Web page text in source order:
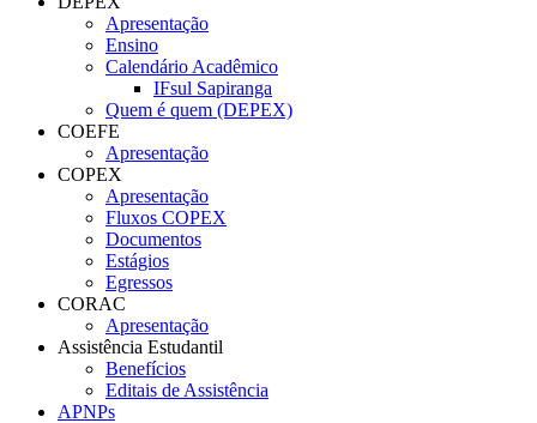
Apresentação
Ensino
Calendário Acadêmico
IFsul Sapiranga
Quem é quem (DEPEX)
COEFE
Apresentação
COPEX
Apresentação
Fluxos COPEX
Documentos
Estágios
Egressos
CORAC
Apresentação
Assistência Estudantil
Benefícios
Editais de Assistência
APNPs